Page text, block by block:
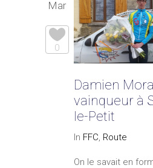
Mar
0
Damien
vainqueur à
le-Petit
In FFC, Route
On le savait en